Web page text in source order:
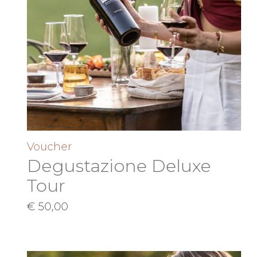
Voucher
Degustazione Deluxe
Tour
€ 50,00